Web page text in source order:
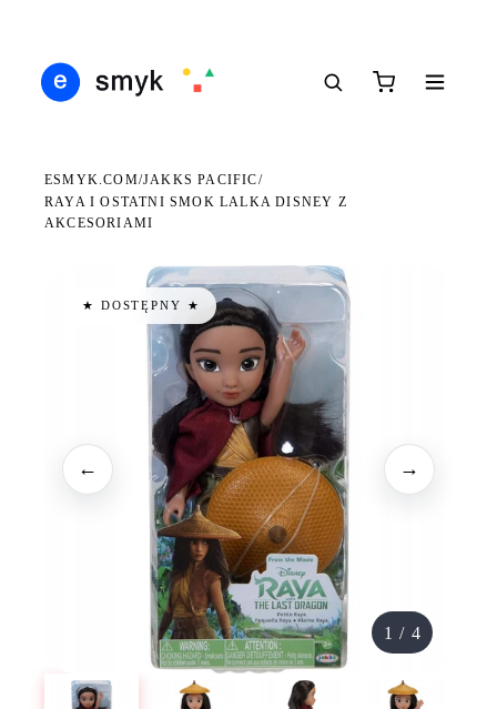
ESMYK.COM/JAKKS PACIFIC/
RAYA I OSTATNI SMOK LALKA DISNEY Z
AKCESORIAMI
★ DOSTĘPNY ★
← →
1 / 4